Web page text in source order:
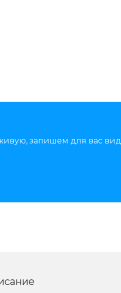
запишем для вас